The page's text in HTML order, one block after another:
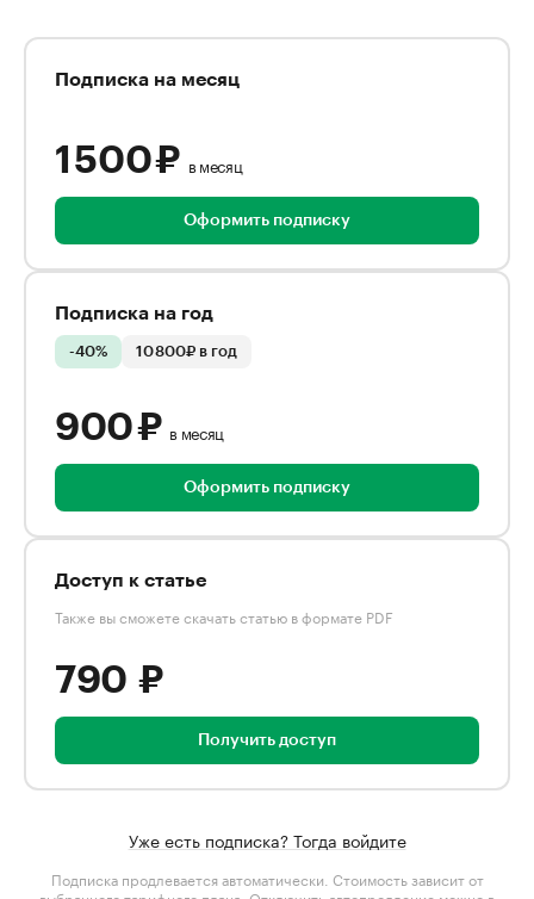
Подписка на месяц
1 500 ₽ в месяц
Оформить подписку
Подписка на год
-40% 10 800₽ в год
900 ₽ в месяц
Оформить подписку
Доступ к статье
Также вы сможете скачать статью в формате PDF
790 ₽
Получить доступ
Уже есть подписка? Тогда войдите
Подписка продлевается автоматически. Стоимость зависит от